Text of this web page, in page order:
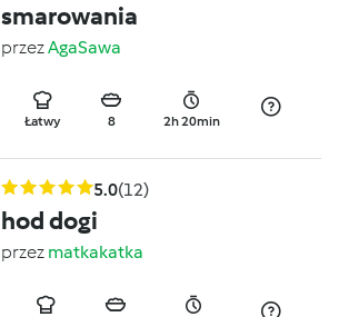
smarowania
przezAgaSawa
Łatwy 8 2h 20min
5.0(12)
hod dogi
przez matkakatka